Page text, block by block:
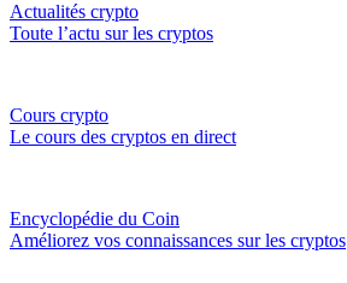
Actualités crypto
Toute l’actu sur les cryptos
Cours crypto
Le cours des cryptos en direct
Encyclopédie du Coin
Améliorez vos connaissances sur les cryptos